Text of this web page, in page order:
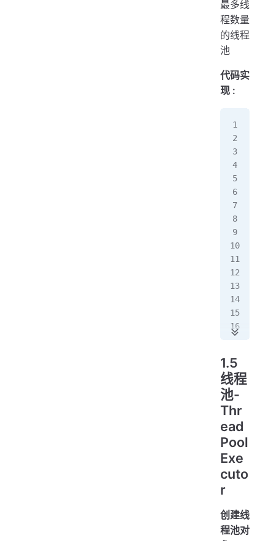
最多线
程数量
的线程
池
代码实
现 :
1.5
线程
池-
Thr
ead
Pool
Exe
cuto
r
创建线
程池对